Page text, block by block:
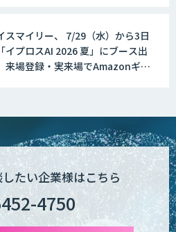
スマイリー、 7/29（水）から3日
イプロスAI 2026 夏」にブース出
来場登録・実来場でAmazonギフ
たい企業様はこちら
4750